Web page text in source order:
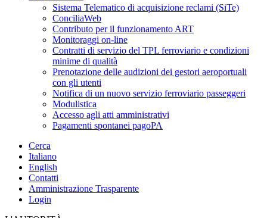
Sistema Telematico di acquisizione reclami (SiTe)
ConciliaWeb
Contributo per il funzionamento ART
Monitoraggi on-line
Contratti di servizio del TPL ferroviario e condizioni
minime di qualità
Prenotazione delle audizioni dei gestori aeroportuali
con gli utenti
Notifica di un nuovo servizio ferroviario passeggeri
Modulistica
Accesso agli atti amministrativi
Pagamenti spontanei pagoPA
Cerca
Italiano
English
Contatti
Amministrazione Trasparente
Login